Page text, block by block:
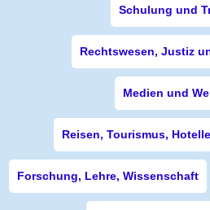
Schulung und
Rechtswesen, Justiz
Medien und
Reisen, Tourismus,
Forschung, Lehre, Wissenschaft